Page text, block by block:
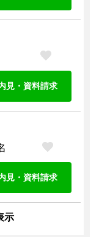
見・資料請求
見・資料請求
示